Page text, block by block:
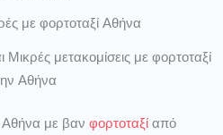
μετακομίσεις με φορτοταξί
Αθήνα
Αθήνα με βαν φορτοταξί από